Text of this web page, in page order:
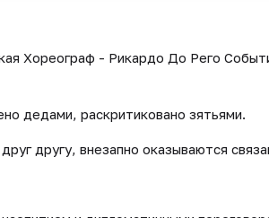
Хореограф - Рикардо До Рего
дедами, раскритиковано зятьями.
другу, внезапно оказываются